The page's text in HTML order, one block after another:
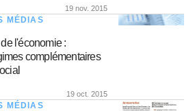
19 nov. 2015
MÉDIAS
l'économie :
complémentaires
19 oct. 2015
MÉDIAS